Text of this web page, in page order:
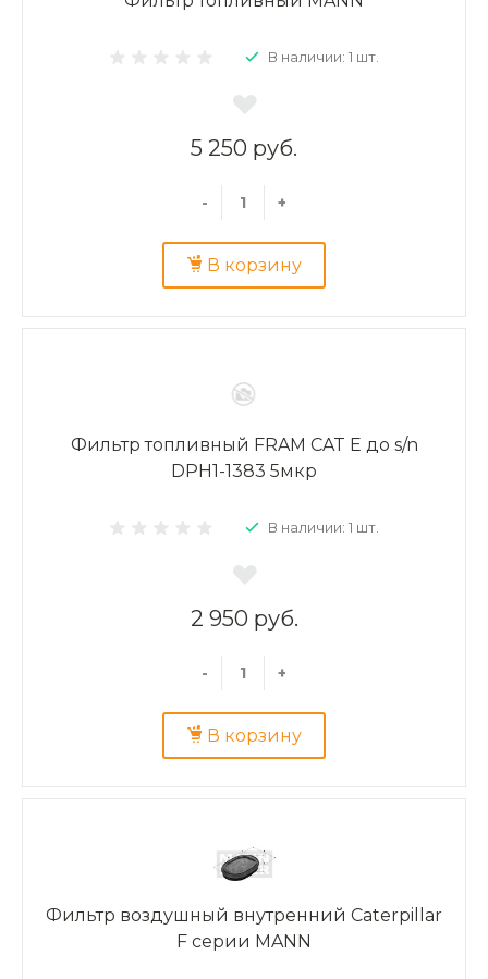
В наличии: 1 шт.
5 250 руб.
- +
В корзину
Фильтр топливный FRAM CAT E до s/n
DPH1-1383 5мкр
В наличии: 1 шт.
2 950 руб.
- +
В корзину
Фильтр воздушный внутренний Caterpillar
F серии MANN